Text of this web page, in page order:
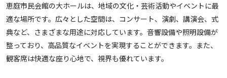
恵庭市民会館の大ホールは、地域の文化・芸術活動やイベントに最
適な場所です。広々とした空間は、コンサート、演劇、講演会、式
典など、さまざまな用途に対応しています。音響設備や照明設備が
整っており、高品質なイベントを実現することができます。また、
観客席は快適な座り心地で、視界も優れています。